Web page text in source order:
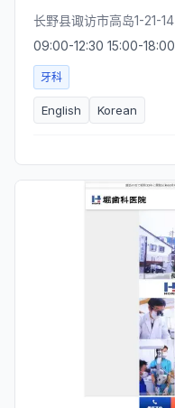
长野县诹访市高岛1-21-14
09:00-12:30 15:00-18:00
牙科
English Korean